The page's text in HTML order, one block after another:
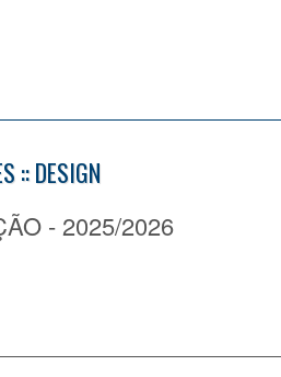
:: DESIGN
- 2025/2026